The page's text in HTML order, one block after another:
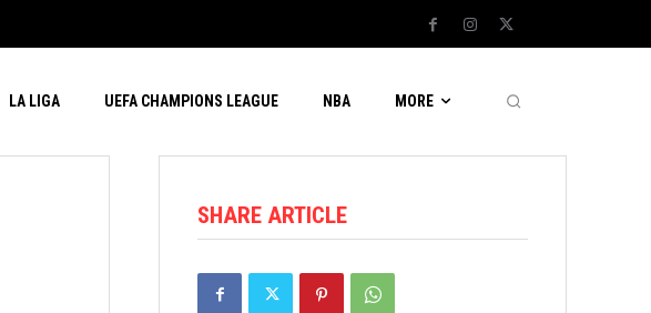
LA LIGA UEFA CHAMPIONS LEAGUE NBA MORE
SHARE ARTICLE